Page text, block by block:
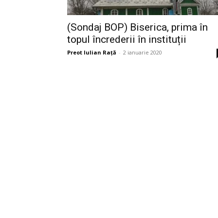
(Sondaj BOP) Biserica, prima în
topul încrederii în instituții
Preot Iulian Raţă - 2 ianuarie 2020